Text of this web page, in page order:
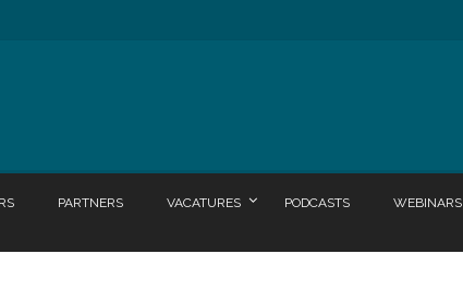
PARTNERS VACATURES PODCASTS WEBINARS